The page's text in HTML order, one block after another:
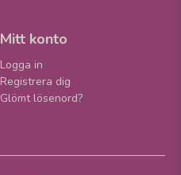
Mitt konto
Logga in
Registrera dig
Glömt lösenord?